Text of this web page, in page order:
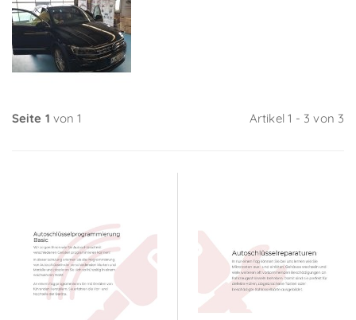
Seite 1 von 1 Artikel 1 - 3 von 3